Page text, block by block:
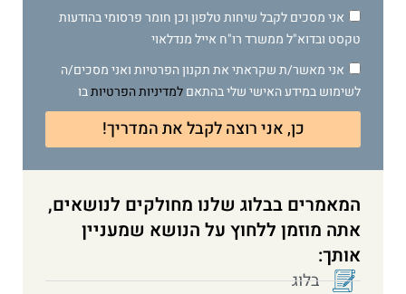
אני מסכים לקבל שיחות טלפון וכן חומר פרסומי בהודעות
טקסט ובדוא"ל ממשרד רו"ח אייל מנדלאוי
אני מאשר/ת שקראתי את תקנון הפרטיות ואני מסכים/ה
לשימוש במידע האישי שלי בהתאםלמדיניות הפרטיותבו
כן, אני רוצה לקבל את המדריך!
המאמרים בבלוג שלנו מחולקים לנושאים,
אתה מוזמן ללחוץ על הנושא שמעניין
אותך:
בלוג